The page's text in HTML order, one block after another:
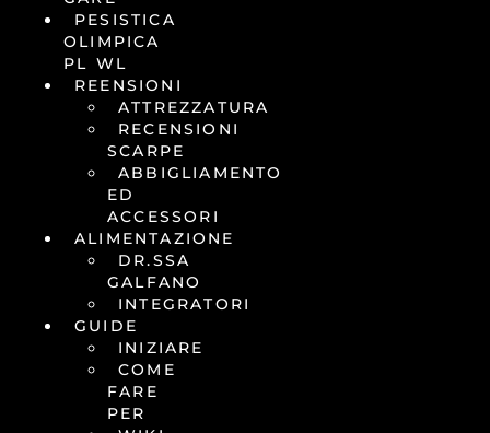
PESISTICA
OLIMPICA
PL WL
REENSIONI
ATTREZZATURA
RECENSIONI
SCARPE
ABBIGLIAMENTO
ED
ACCESSORI
ALIMENTAZIONE
DR.SSA
GALFANO
INTEGRATORI
GUIDE
INIZIARE
COME
FARE
PER